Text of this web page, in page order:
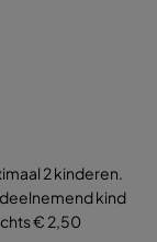
2 kinderen.
kind
€ 2,50